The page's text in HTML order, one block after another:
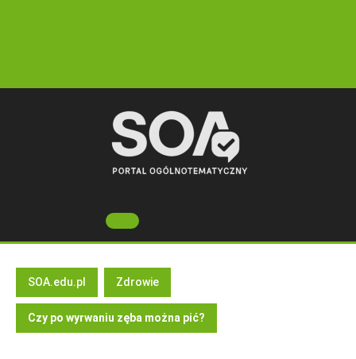
Open
Button
SOA.edu.pl Zdrowie
Czy po wyrwaniu zęba można pić?